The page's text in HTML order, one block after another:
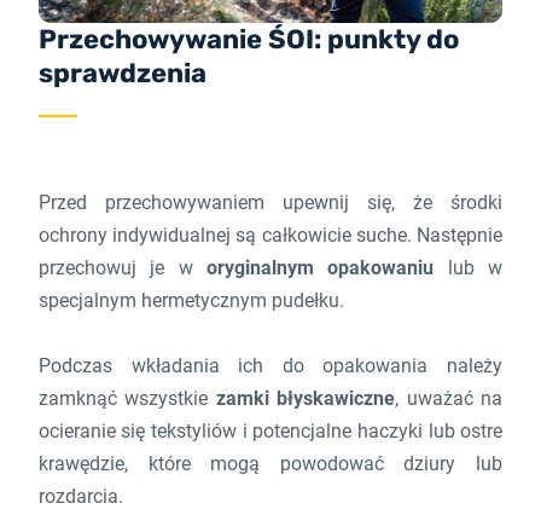
Przechowywanie ŚOI: punkty do
sprawdzenia
Przed przechowywaniem upewnij się, że środki
ochrony indywidualnej są całkowicie suche. Następnie
przechowuj je w oryginalnym opakowaniu lub w
specjalnym hermetycznym pudełku.
Podczas wkładania ich do opakowania należy
zamknąć wszystkie zamki błyskawiczne, uważać na
ocieranie się tekstyliów i potencjalne haczyki lub ostre
krawędzie, które mogą powodować dziury lub
rozdarcia.